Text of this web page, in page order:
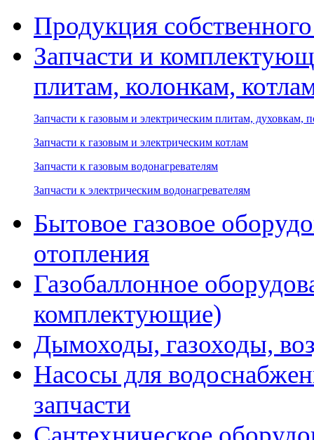
Продукция
Запчасти и
плитам, колонкам,
Запчасти к газовым и электрическим плитам, духовкам,
Запчасти к газовым и электрическим котлам
Запчасти к газовым водонагревателям
Запчасти к электрическим водонагревателям
Бытовое газовое
отопления
Газобаллонное
комплектующие)
Дымоходы, газоходы,
Насосы для
запчасти